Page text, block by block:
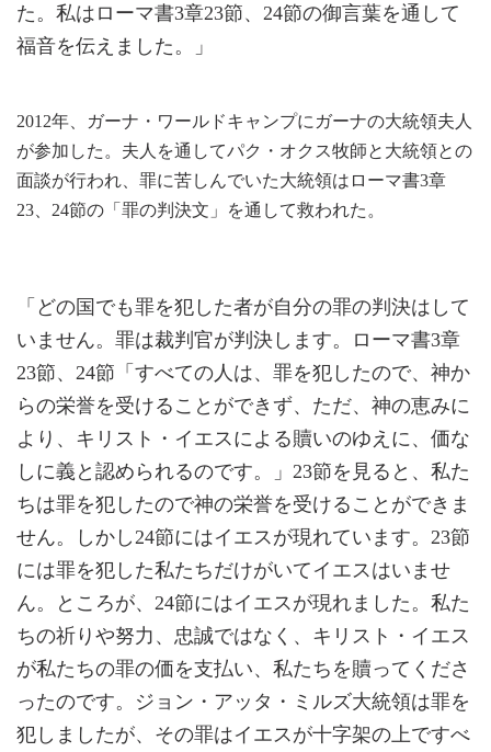
た。私はローマ書3章23節、24節の御言葉を通して
福音を伝えました。」
2012年、ガーナ・ワールドキャンプにガーナの大統領夫人
が参加した。夫人を通してパク・オクス牧師と大統領との
面談が行われ、罪に苦しんでいた大統領はローマ書3章
23、24節の「罪の判決文」を通して救われた。
「どの国でも罪を犯した者が自分の罪の判決はして
いません。罪は裁判官が判決します。ローマ書3章
23節、24節「すべての人は、罪を犯したので、神か
らの栄誉を受けることができず、ただ、神の恵みに
より、キリスト・イエスによる贖いのゆえに、価な
しに義と認められるのです。」23節を見ると、私た
ちは罪を犯したので神の栄誉を受けることができま
せん。しかし24節にはイエスが現れています。23節
には罪を犯した私たちだけがいてイエスはいませ
ん。ところが、24節にはイエスが現れました。私た
ちの祈りや努力、忠誠ではなく、キリスト・イエス
が私たちの罪の価を支払い、私たちを贖ってくださ
ったのです。ジョン・アッタ・ミルズ大統領は罪を
犯しましたが、その罪はイエスが十字架の上ですべ